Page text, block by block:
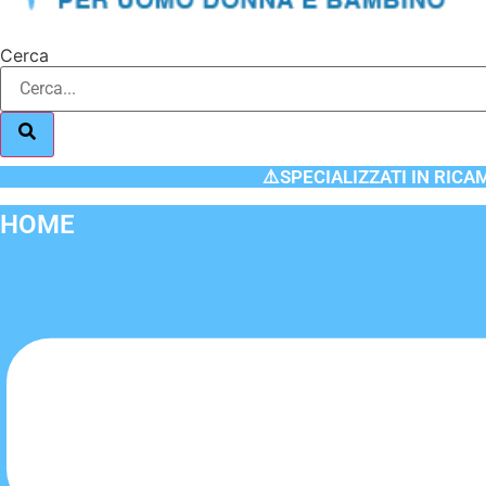
Cerca
⚠️SPECIALIZZATI IN
HOME